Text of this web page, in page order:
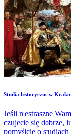
Studia historyczne w
Jeśli niestraszne
czujecie się dobrze,
pomyślcie o